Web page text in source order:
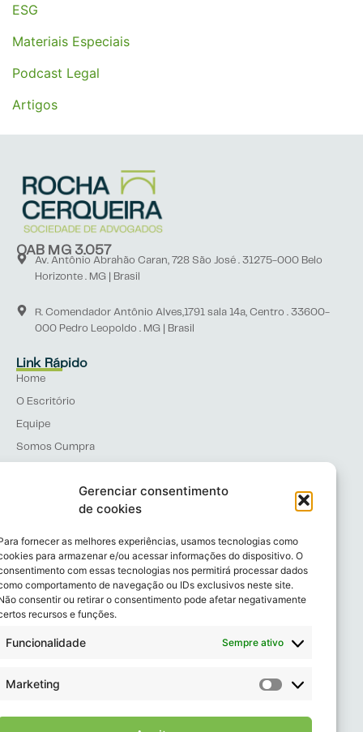
Gerenciar consentimento
de cookies
fornecer as melhores experiências, usamos tecnologias como
para armazenar e/ou acessar informações do dispositivo. O
com essas tecnologias nos permitirá processar dados
comportamento de navegação ou IDs exclusivos neste site.
consentir ou retirar o consentimento pode afetar negativamente
recursos e funções.
Funcionalidade Sempre ativo
Marketing
ESG
Materiais Especiais
Podcast Legal
Artigos
OAB MG 3.057
Av. Antônio Abrahão Caran, 728 São José . 31275-000 Belo
Horizonte . MG | Brasil
R. Comendador Antônio Alves,1791 sala 14a, Centro . 33600-
000 Pedro Leopoldo . MG | Brasil
Link Rápido
Home
O Escritório
Equipe
Somos Cumpra
Política de Privacidade
Código de Conduta
Canal de Denúncia
Atuação e Serviços
Consultoria Jurídica
Assessoria Jurídica
Consultoria para Certificações